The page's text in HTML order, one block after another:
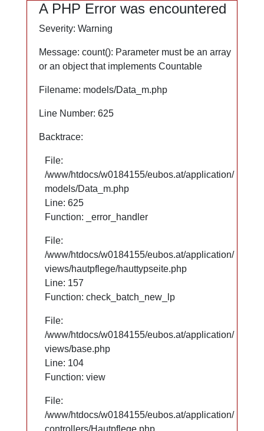
PEG
Silikone
A PHP Error was encountered
Severity: Warning
Message: count(): Parameter must be an array
or an object that implements Countable
Filename: models/Data_m.php
Line Number: 625
Backtrace:
File:
/www/htdocs/w0184155/eubos.at/application/
models/Data_m.php
Line: 625
Function: _error_handler
File:
/www/htdocs/w0184155/eubos.at/application/
views/hautpflege/hauttypseite.php
Line: 66
Function: check_batch_new_lp
File:
/www/htdocs/w0184155/eubos.at/application/
views/base.php
Line: 104
Function: view
File:
/www/htdocs/w0184155/eubos.at/application/
controllers/Hautpflege.php
A PHP Error was encountered
Severity: Warning
Message: count(): Parameter must be an array
or an object that implements Countable
Filename: models/Data_m.php
Line Number: 625
Backtrace:
File:
/www/htdocs/w0184155/eubos.at/application/
models/Data_m.php
Line: 625
Function: _error_handler
File:
/www/htdocs/w0184155/eubos.at/application/
views/hautpflege/hauttypseite.php
Line: 157
Function: check_batch_new_lp
File:
/www/htdocs/w0184155/eubos.at/application/
views/base.php
Line: 104
Function: view
File:
/www/htdocs/w0184155/eubos.at/application/
controllers/Hautpflege.php